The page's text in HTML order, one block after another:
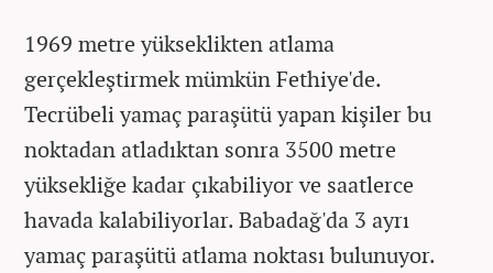
1969 metre yükseklikten atlama
gerçekleştirmek mümkün Fethiye'de.
Tecrübeli yamaç paraşütü yapan kişiler bu
noktadan atladıktan sonra 3500 metre
yüksekliğe kadar çıkabiliyor ve saatlerce
havada kalabiliyorlar. Babadağ'da 3 ayrı
yamaç paraşütü atlama noktası bulunuyor.